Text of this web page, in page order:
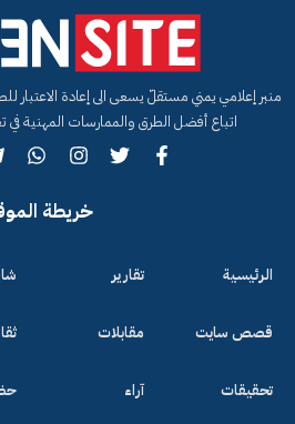
منبر إعلامي يمني مستقلّ يسعى الى إعادة الاعتبار
اتباع أفضل الطرق والممارسات المهنية في
خريطة
الرئيسية
قصص سايت
تحقيقات
تقارير
مقابلات
آراء